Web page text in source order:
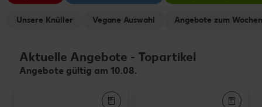
Unsere Knüller Vegane Auswahl Angebote zum
Aktuelle Angebote - Topartikel
Angebote gültig am 10.08.